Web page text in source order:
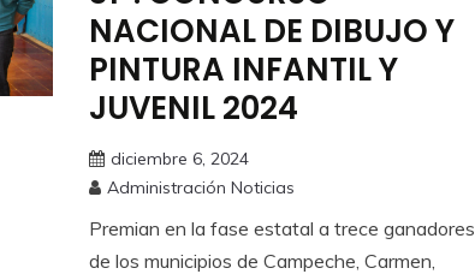
NACIONAL DE DIBUJO Y
PINTURA INFANTIL Y
JUVENIL 2024
diciembre 6, 2024
Administración Noticias
Premian en la fase estatal a trece ganadores
de los municipios de Campeche, Carmen,